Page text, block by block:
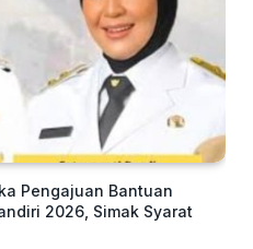
Pengajuan Bantuan
2026, Simak Syarat